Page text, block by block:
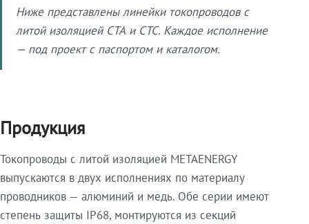
Ниже представлены линейки токопроводов с
литой изоляцией СТА и СТС. Каждое исполнение
— под проект с паспортом и каталогом.
Продукция
Токопроводы с литой изоляцией METAENERGY
выпускаются в двух исполнениях по материалу
проводников — алюминий и медь. Обе серии имеют
степень защиты IP68, монтируются из секций